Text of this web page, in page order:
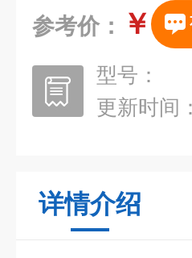
参考价： ￥
型号：
更新时间：
详情介绍